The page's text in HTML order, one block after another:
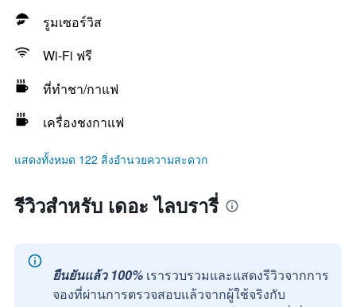
รูมเซอร์วิส
Wi-Fi ฟรี
ที่ทำชา/กาแฟ
เครื่องชงกาแฟ
แสดงทั้งหมด 122 สิ่งอำนวยความสะดวก
รีวิวสำหรับ เดอะ ไลบรารี่
ยืนยันแล้ว 100% เรารวบรวมและแสดงรีวิวจากการ
จองที่ผ่านการตรวจสอบแล้วจากผู้ใช้จริงกับ